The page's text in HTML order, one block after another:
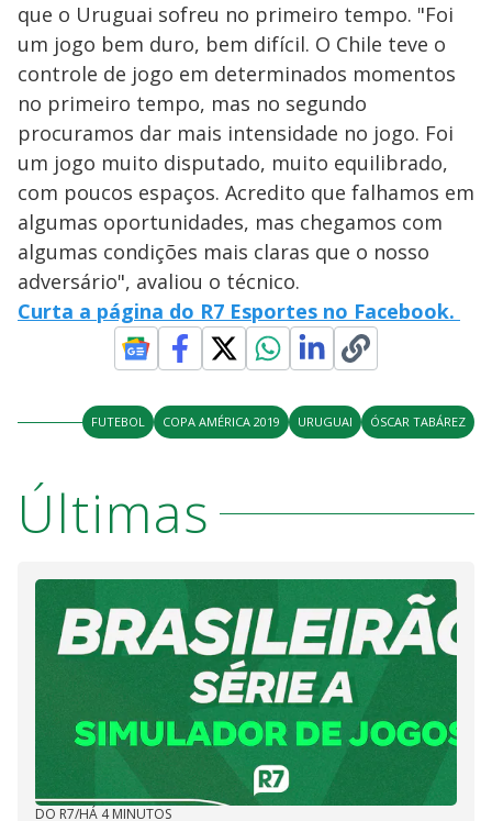
que o Uruguai sofreu no primeiro tempo. "Foi
um jogo bem duro, bem difícil. O Chile teve o
controle de jogo em determinados momentos
no primeiro tempo, mas no segundo
procuramos dar mais intensidade no jogo. Foi
um jogo muito disputado, muito equilibrado,
com poucos espaços. Acredito que falhamos em
algumas oportunidades, mas chegamos com
algumas condições mais claras que o nosso
adversário", avaliou o técnico.
Curta a página do R7 Esportes no Facebook.
FUTEBOL COPA AMÉRICA 2019 URUGUAI ÓSCAR TABÁREZ
Últimas
DO R7/HÁ 4 MINUTOS